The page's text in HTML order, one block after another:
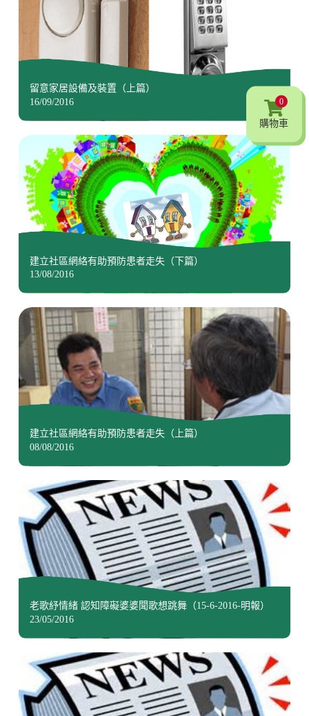
留意家居設備及裝置（上篇）
16/09/2016
建立社區網絡有助預防患者走失（下篇）
13/08/2016
建立社區網絡有助預防患者走失（上篇）
08/08/2016
老歌紓情緒 認知障礙婆婆聞歌想跳舞（15-6-2016-明報）
23/05/2016
0
購物車